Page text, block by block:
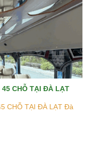
45 CHỖ TẠI ĐÀ LẠT
CHỖ TẠI ĐÀ LẠT Đà